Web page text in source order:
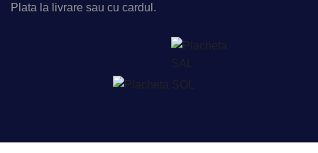
Plata la livrare sau cu cardul.